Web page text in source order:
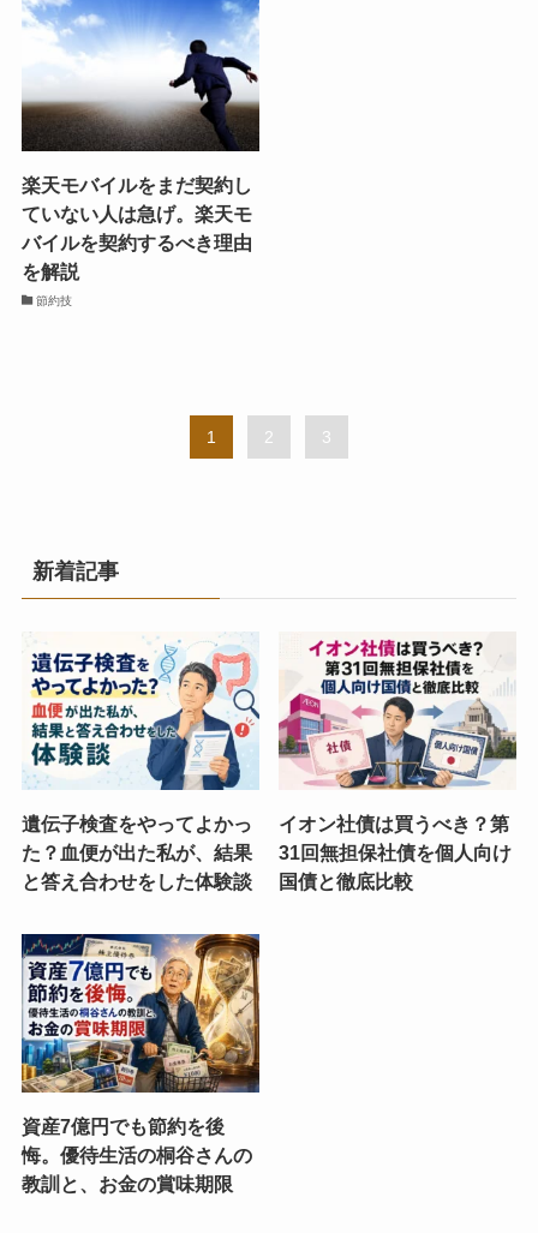
楽天モバイルをまだ契約し
ていない人は急げ。楽天モ
バイルを契約するべき理由
を解説
節約技
1 2 3
新着記事
遺伝子検査をやってよかっ
た？血便が出た私が、結果
と答え合わせをした体験談
イオン社債は買うべき？第
31回無担保社債を個人向け
国債と徹底比較
資産7億円でも節約を後
悔。優待生活の桐谷さんの
教訓と、お金の賞味期限